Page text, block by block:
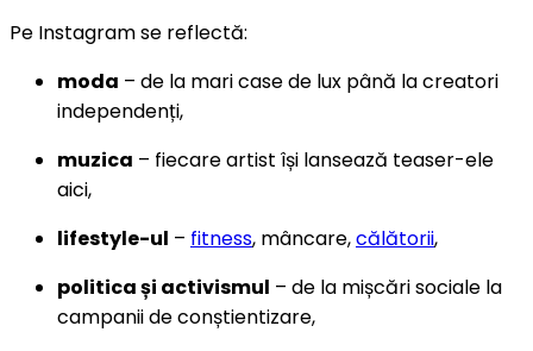
Pe Instagram se reflectă:
moda – de la mari case de lux până la creatori
independenți,
muzica – fiecare artist își lansează teaser-ele
aici,
lifestyle-ul – fitness, mâncare,călătorii,
politica și activismul – de la mișcări sociale la
campanii de conștientizare,